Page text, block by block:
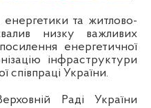
енергетики та житлово-
низку важливих
енергетичної
інфраструктури
співпраці України.
Раді України